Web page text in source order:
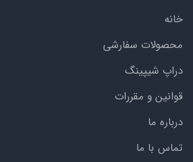
خانه
محصولات سفارشی
دراپ شیپینگ
قوانین و مقررات
درباره ما
تماس با ما